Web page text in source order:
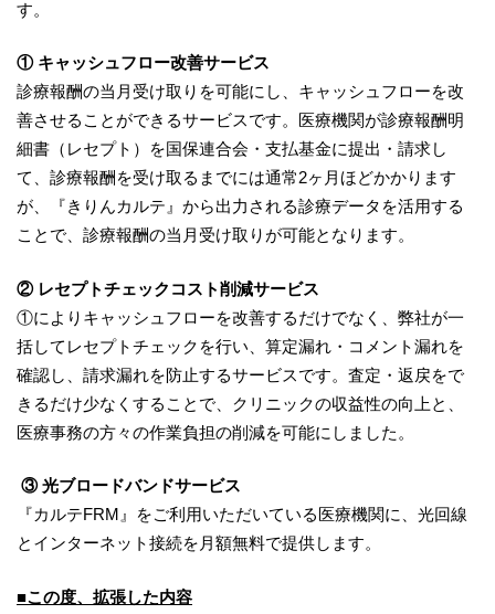
す。
① キャッシュフロー改善サービス
診療報酬の当月受け取りを可能にし、キャッシュフローを改
善させることができるサービスです。医療機関が診療報酬明
細書（レセプト）を国保連合会・支払基金に提出・請求し
て、診療報酬を受け取るまでには通常2ヶ月ほどかかります
が、『きりんカルテ』から出力される診療データを活用する
ことで、診療報酬の当月受け取りが可能となります。
② レセプトチェックコスト削減サービス
①によりキャッシュフローを改善するだけでなく、弊社が一
括してレセプトチェックを行い、算定漏れ・コメント漏れを
確認し、請求漏れを防止するサービスです。査定・返戻をで
きるだけ少なくすることで、クリニックの収益性の向上と、
医療事務の方々の作業負担の削減を可能にしました。
③ 光ブロードバンドサービス
『カルテFRM』をご利用いただいている医療機関に、光回線
とインターネット接続を月額無料で提供します。
■この度、 拡張した内容